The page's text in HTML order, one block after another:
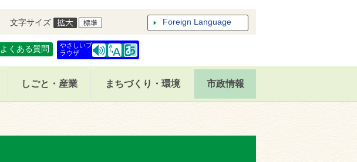
文字サイズ Foreign Language
よくある質問
やさしいブ
ラウザ
しごと・産業 まちづくり・環境 市政情報